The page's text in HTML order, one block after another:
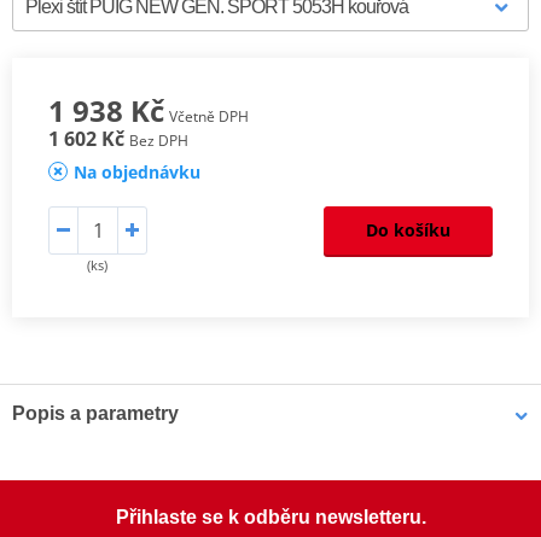
1 938 Kč Včetně DPH
1 602 Kč Bez DPH
Na objednávku
(ks)
Do košíku
Popis a parametry
New Generation Sport.
Přihlaste se k odběru newsletteru.